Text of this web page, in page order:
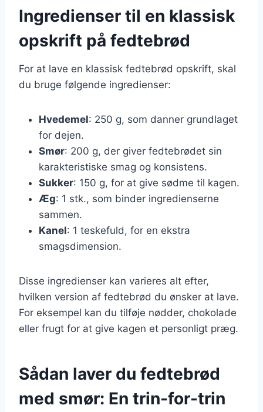
Ingredienser til en klassisk
opskrift på fedtebrød
For at lave en klassisk fedtebrød opskrift, skal
du bruge følgende ingredienser:
Hvedemel: 250 g, som danner grundlaget
for dejen.
Smør: 200 g, der giver fedtebrødet sin
karakteristiske smag og konsistens.
Sukker: 150 g, for at give sødme til kagen.
Æg: 1 stk., som binder ingredienserne
sammen.
Kanel: 1 teskefuld, for en ekstra
smagsdimension.
Disse ingredienser kan varieres alt efter,
hvilken version af fedtebrød du ønsker at lave.
For eksempel kan du tilføje nødder, chokolade
eller frugt for at give kagen et personligt præg.
Sådan laver du fedtebrød
med smør: En trin-for-trin